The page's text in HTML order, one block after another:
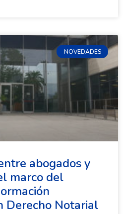
NOVEDADES
abogados y
marco del
Derecho Notarial